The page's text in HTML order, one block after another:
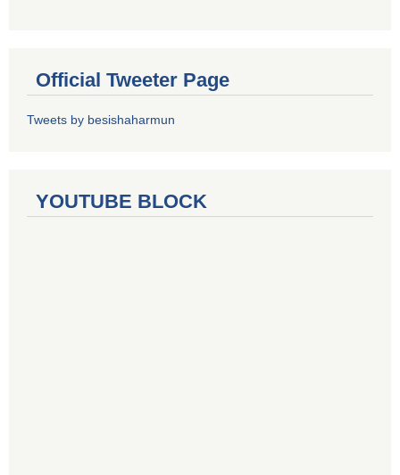
Official Tweeter Page
Tweets by besishaharmun
YOUTUBE BLOCK